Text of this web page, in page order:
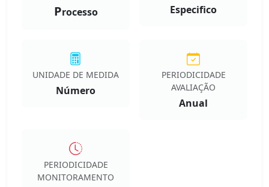
Processo Especifico
UNIDADE DE MEDIDA
Número
PERIODICIDADE
AVALIAÇÃO
Anual
PERIODICIDADE
MONITORAMENTO